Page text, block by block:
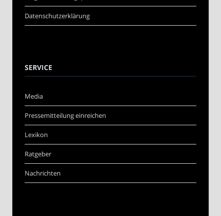
Datenschutzerklärung
SERVICE
Media
Pressemitteilung einreichen
Lexikon
Ratgeber
Nachrichten